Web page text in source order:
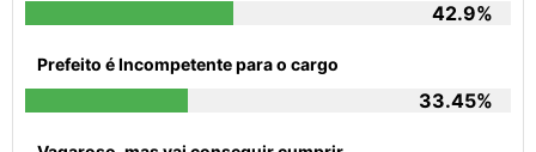
42.9%
Prefeito é Incompetente para o cargo
33.45%